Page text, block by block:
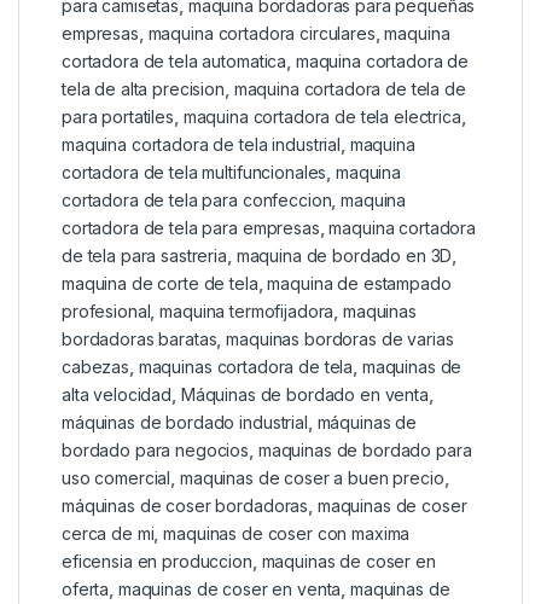
para camisetas maquina bordadoras para pequeñas
empresas maquina cortadora circulares ,maquina
cortadora de tela automatica maquina cortadora de
tela de alta precision maquina cortadora de tela de
para portatiles maquina cortadora de tela electrica
maquina cortadora de tela industrial maquina
cortadora de tela multifuncionales maquina
cortadora de tela para confeccion ,maquina
cortadora de tela para empresas ,maquina cortadora
de tela para sastreria maquina de bordado en 3D
maquina de corte de tela ,maquina de estampado
profesional ,maquina termofijadora maquinas
bordadoras baratas ,maquinas bordoras de varias
cabezas maquinas cortadora de tela maquinas de
alta velocidad Máquinas de bordado en venta
máquinas de bordado industrial máquinas de
bordado para negocios maquinas de bordado para
uso comercial maquinas de coser a buen precio
máquinas de coser bordadoras maquinas de coser
cerca de mi ,maquinas de coser con maxima
eficensia en produccion maquinas de coser en
oferta maquinas de coser en venta ,maquinas de